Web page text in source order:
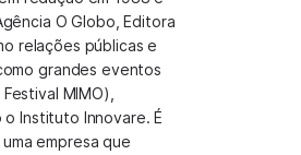
O Globo, Editora
relações públicas e
grandes eventos
MIMO),
Instituto Innovare. É
empresa que